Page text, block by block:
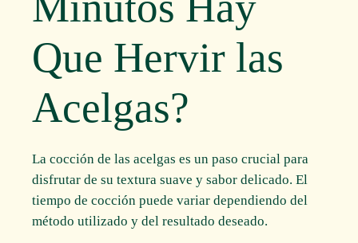
Que Hervir las
Acelgas?
La cocción de las acelgas es un paso crucial para
disfrutar de su textura suave y sabor delicado. El
tiempo de cocción puede variar dependiendo del
método utilizado y del resultado deseado.